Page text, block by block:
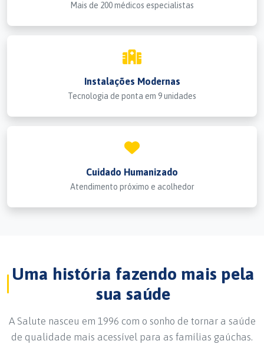
Mais de 200 médicos especialistas
Instalações Modernas
Tecnologia de ponta em 9 unidades
Cuidado Humanizado
Atendimento próximo e acolhedor
Uma história fazendo mais pela
sua saúde
A Salute nasceu em 1996 com o sonho de tornar a saúde
de qualidade mais acessível para as famílias gaúchas.